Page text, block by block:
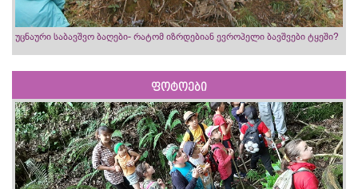
უცნაური საბავშვო ბაღები- რატომ იზრდებიან ევროპელი ბავშვები ტყეში?
ფოტოები